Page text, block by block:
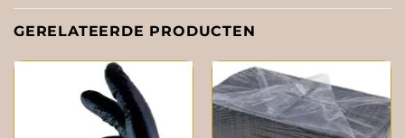
GERELATEERDE PRODUCTEN